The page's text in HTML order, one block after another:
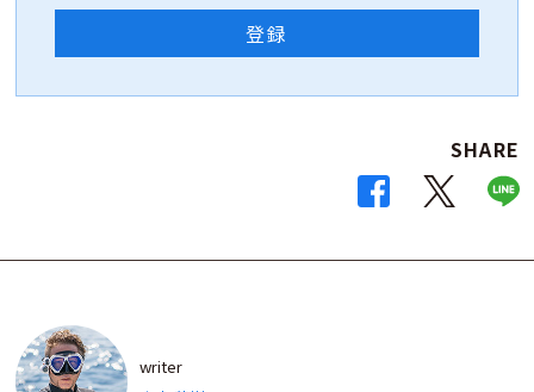
登録
SHARE
writer